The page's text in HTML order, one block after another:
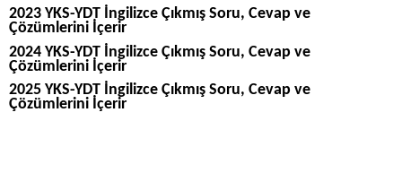
2023 YKS-YDT İngilizce Çıkmış Soru, Cevap ve
Çözümlerini İçerir
2024 YKS-YDT İngilizce Çıkmış Soru, Cevap ve
Çözümlerini İçerir
2025 YKS-YDT İngilizce Çıkmış Soru, Cevap ve
Çözümlerini İçerir